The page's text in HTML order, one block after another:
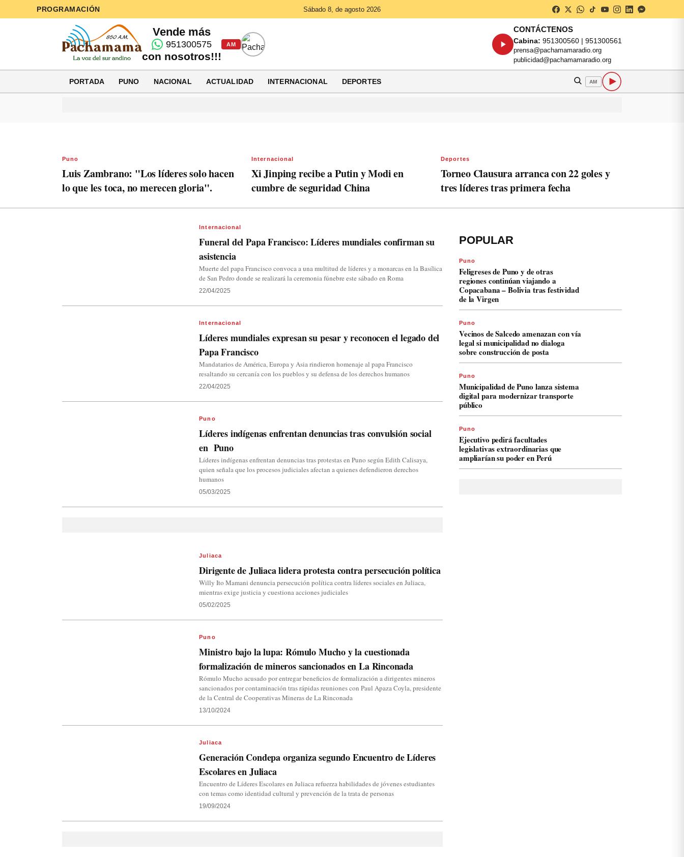
PROGRAMACIÓN Sábado 8, de agosto 2026
Vende más
951300575
con nosotros!!!
AM
CONTÁCTENOS
Cabina: 951300560 | 951300561
prensa@pachamamaradio.org
publicidad@pachamamaradio.org
PORTADA PUNO NACIONAL ACTUALIDAD INTERNACIONAL DEPORTES AM
Puno
Luis Zambrano: "Los líderes solo hacen
lo que les toca, no merecen gloria".
Internacional
Xi Jinping recibe a Putin y Modi en
cumbre de seguridad China
Deportes
Torneo Clausura arranca con 22 goles y
tres líderes tras primera fecha
Internacional
Funeral del Papa Francisco: Líderes mundiales confirman su
asistencia
Muerte del papa Francisco convoca a una multitud de líderes y a monarcas en la Basílica
de San Pedro donde se realizará la ceremonia fúnebre este sábado en Roma
22/04/2025
Internacional
Líderes mundiales expresan su pesar y reconocen el legado del
Papa Francisco
Mandatarios de América, Europa y Asia rindieron homenaje al papa Francisco
resaltando su cercanía con los pueblos y su defensa de los derechos humanos
22/04/2025
Puno
Líderes indígenas enfrentan denuncias tras convulsión social
en Puno
Líderes indígenas enfrentan denuncias tras protestas en Puno según Edith Calisaya,
quien señala que los procesos judiciales afectan a quienes defendieron derechos
humanos
05/03/2025
Juliaca
Dirigente de Juliaca lidera protesta contra persecución política
Willy Ito Mamani denuncia persecución política contra líderes sociales en Juliaca,
mientras exige justicia y cuestiona acciones judiciales
05/02/2025
Puno
Ministro bajo la lupa: Rómulo Mucho y la cuestionada
formalización de mineros sancionados en La Rinconada
Rómulo Mucho acusado por entregar beneficios de formalización a dirigentes mineros
sancionados por contaminación tras rápidas reuniones con Paul Apaza Coyla, presidente
de la Central de Cooperativas Mineras de La Rinconada
13/10/2024
Juliaca
Generación Condepa organiza segundo Encuentro de Líderes
Escolares en Juliaca
Encuentro de Líderes Escolares en Juliaca refuerza habilidades de jóvenes estudiantes
con temas como identidad cultural y prevención de la trata de personas
19/09/2024
POPULAR
Puno
Feligreses de Puno y de otras
regiones continúan viajando a
Copacabana – Bolivia tras festividad
de la Virgen
Puno
Vecinos de Salcedo amenazan con vía
legal si municipalidad no dialoga
sobre construcción de posta
Puno
Municipalidad de Puno lanza sistema
digital para modernizar transporte
público
Puno
Ejecutivo pedirá facultades
legislativas extraordinarias que
ampliarían su poder en Perú